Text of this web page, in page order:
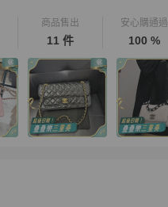
商品售出
11 件
安心購通過
100 %